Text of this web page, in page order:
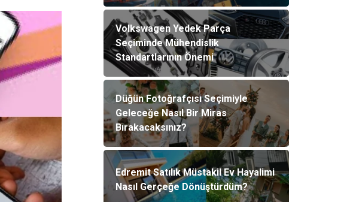
Volkswagen Yedek Parça
Seçiminde Mühendislik
Standartlarının Önemi
Düğün Fotoğrafçısı Seçimiyle
Geleceğe Nasıl Bir Miras
Bırakacaksınız?
Edremit Satılık Müstakil Ev Hayalimi
Nasıl Gerçeğe Dönüştürdüm?